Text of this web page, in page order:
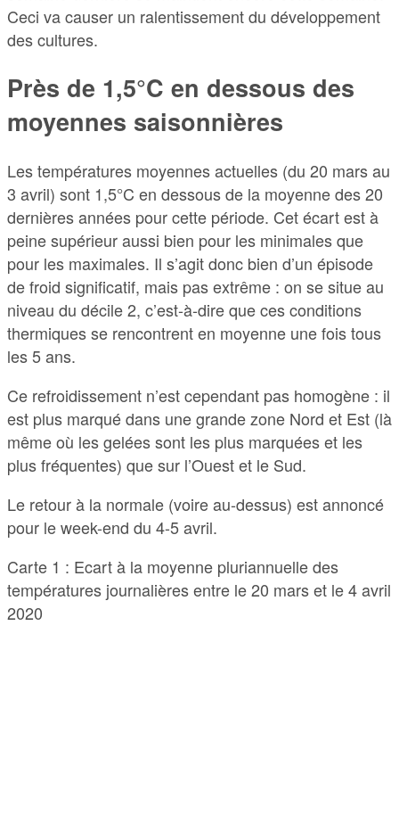
Ceci va causer un ralentissement du développement
des cultures.
Près de 1,5°C en dessous des
moyennes saisonnières
Les températures moyennes actuelles (du 20 mars au
3 avril) sont 1,5°C en dessous de la moyenne des 20
dernières années pour cette période. Cet écart est à
peine supérieur aussi bien pour les minimales que
pour les maximales. Il s’agit donc bien d’un épisode
de froid significatif, mais pas extrême : on se situe au
niveau du décile 2, c’est-à-dire que ces conditions
thermiques se rencontrent en moyenne une fois tous
les 5 ans.
Ce refroidissement n’est cependant pas homogène : il
est plus marqué dans une grande zone Nord et Est (là
même où les gelées sont les plus marquées et les
plus fréquentes) que sur l’Ouest et le Sud.
Le retour à la normale (voire au-dessus) est annoncé
pour le week-end du 4-5 avril.
Carte 1 : Ecart à la moyenne pluriannuelle des
températures journalières entre le 20 mars et le 4 avril
2020